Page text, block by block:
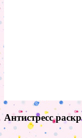
Антистресс